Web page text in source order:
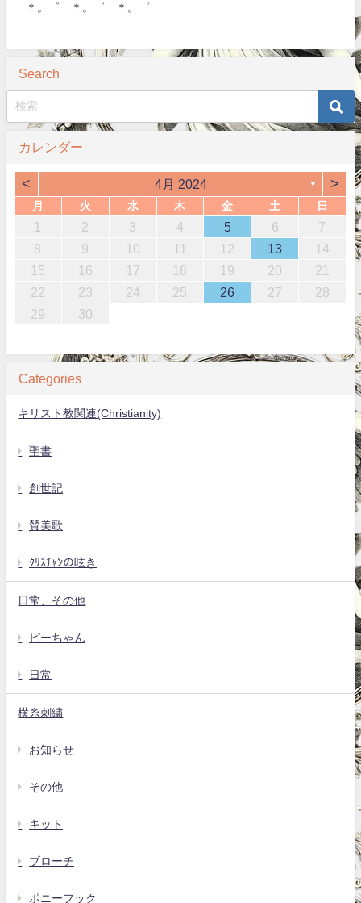
＊。゜ ＊。゜ ＊。゜
Search
カレンダー
< 4月 2024 ▼ >
月 火 水 木 金 土 日
1 2 3 4 5 6
7
8
9 10 11 12 13
14
15
16 17 18 19 20
21
22
23 24 25 26 27
28
29
30
Categories
キリスト教関連(Christianity)
聖書
創世記
賛美歌
ｸﾘｽﾁｬﾝの呟き
日常、その他
ピーちゃん
日常
横糸刺繍
お知らせ
その他
キット
ブローチ
ポニーフック